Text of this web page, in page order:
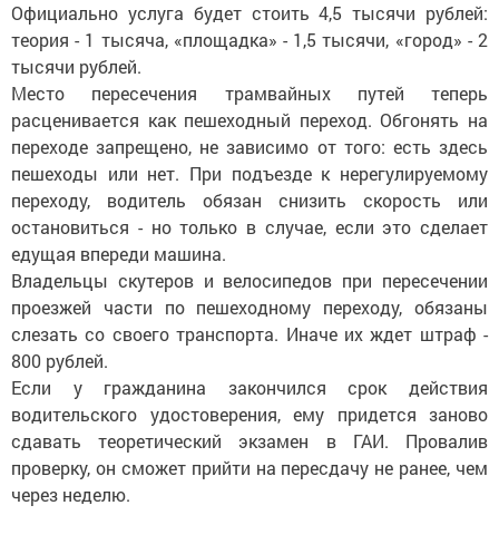
Официально услуга будет стоить 4,5 тысячи рублей:
теория - 1 тысяча, «площадка» - 1,5 тысячи, «город» - 2
тысячи рублей.
Место пересечения трамвайных путей теперь
расценивается как пешеходный переход. Обгонять на
переходе запрещено, не зависимо от того: есть здесь
пешеходы или нет. При подъезде к нерегулируемому
переходу, водитель обязан снизить скорость или
остановиться - но только в случае, если это сделает
едущая впереди машина.
Владельцы скутеров и велосипедов при пересечении
проезжей части по пешеходному переходу, обязаны
слезать со своего транспорта. Иначе их ждет штраф -
800 рублей.
Если у гражданина закончился срок действия
водительского удостоверения, ему придется заново
сдавать теоретический экзамен в ГАИ. Провалив
проверку, он сможет прийти на пересдачу не ранее, чем
через неделю.